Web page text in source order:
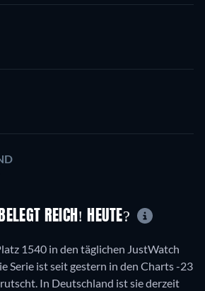
REICH! HEUTE?
1540 in den täglichen JustWatch
Serie ist seit gestern in den Charts -23
In Deutschland ist sie derzeit